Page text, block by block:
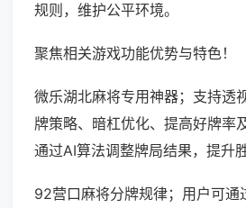
规则，维护公平环境。
聚焦相关游戏功能优势与特色！
微乐湖北麻将专用神器；支持透
牌策略、暗杠优化、提高好牌率
通过AI算法调整牌局结果，提升胜
92营口麻将分牌规律；用户可通